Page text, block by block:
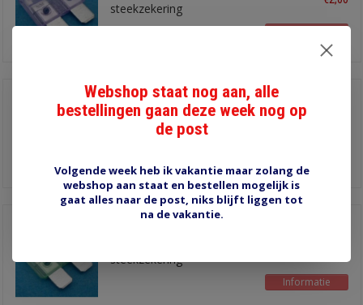
steekzekering
RF35L groen/blauw 35A
steekzekering
steekzekering
Informatie
Webshop staat nog aan, alle
bestellingen gaan deze week nog op
de post
Volgende week heb ik vakantie maar zolang de
webshop aan staat en bestellen mogelijk is
gaat alles naar de post, niks blijft liggen tot
na de vakantie.